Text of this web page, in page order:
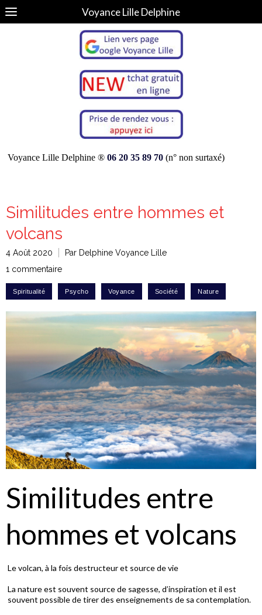
Voyance Lille Delphine
Voyance Lille Delphine ® 06 20 35 89 70 (n° non surtaxé)
Similitudes entre hommes et
volcans
4 Août 2020
Par Delphine Voyance Lille
1 commentaire
Similitudes entre
hommes et volcans
Le volcan, à la fois destructeur et source de vie
La nature est souvent source de sagesse, d’inspiration et il est
souvent possible de tirer des enseignements de sa contemplation.